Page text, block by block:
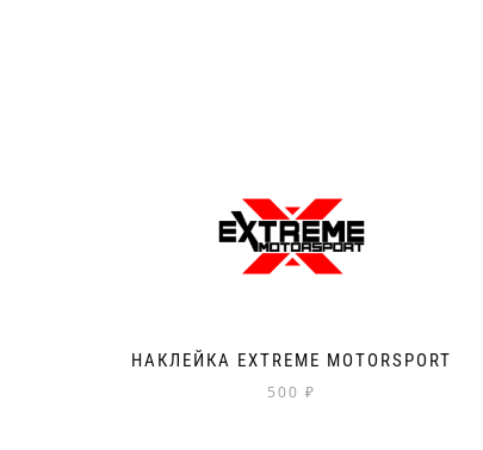
НАКЛЕЙКА EXTREME MOTORSPORT
500 ₽